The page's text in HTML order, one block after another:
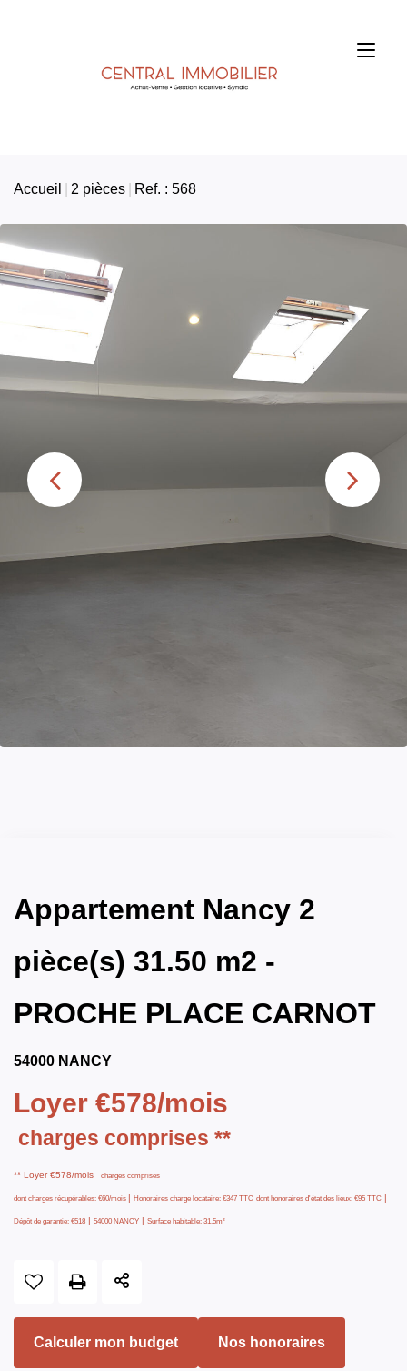
Accueil 2 pièces Ref. : 568
Appartement Nancy 2
pièce(s) 31.50 m2 -
PROCHE PLACE CARNOT
54000 NANCY
Loyer €578/mois
charges comprises **
** Loyer €578/mois charges comprises
dont charges récupérables: €60/mois | Honoraires charge locataire: €347 TTC dont honoraires d'état des lieux: €95 TTC |
Dépôt de garantie: €518 | 54000 NANCY | Surface habitable: 31.5m²
Calculer mon budget Nos honoraires